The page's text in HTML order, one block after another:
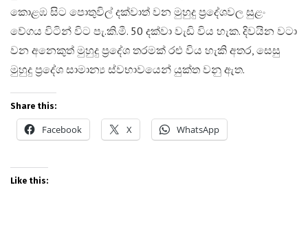
කොළඹ සිට පොතුවිල් දක්වාත් වන මුහුදු ප්‍රදේශවල සුළං
වේගය විටින් විට පැ.කි.මී. 50 දක්වා වැඩි විය හැක. දිවයින වටා
වන අනෙකුත් මුහුදු ප්‍රදේශ තරමක් රළු විය හැකි අතර, සෙසු
මුහුදු ප්‍රදේශ සාමාන්‍ය ස්වභාවයෙන් යුක්ත වනු ඇත.
Share this:
Facebook X WhatsApp
Like this: